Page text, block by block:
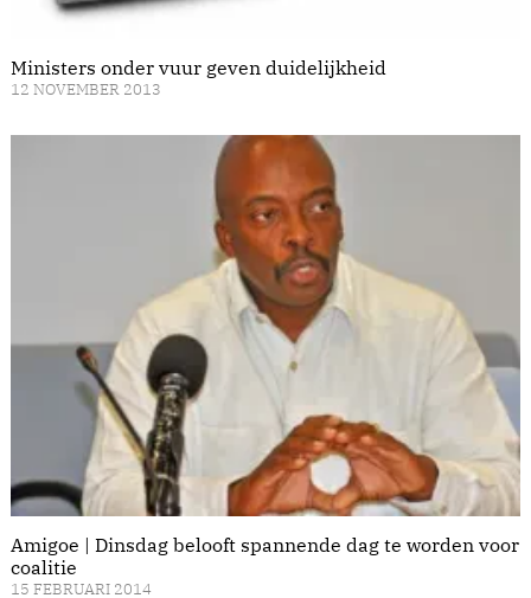
Ministers onder vuur geven duidelijkheid
12 NOVEMBER 2013
Amigoe | Dinsdag belooft spannende dag te worden voor
coalitie
15 FEBRUARI 2014